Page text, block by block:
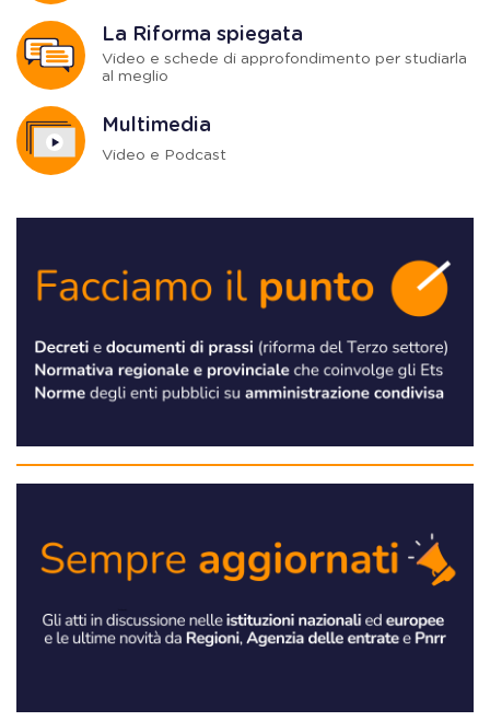
La Riforma spiegata
Video e schede di approfondimento per studiarla
al meglio
Multimedia
Video e Podcast